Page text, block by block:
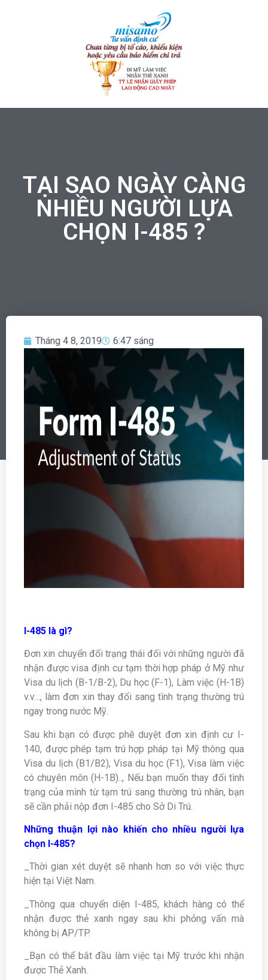
TẠI SAO NGÀY CÀNG
NHIỀU NGƯỜI LỰA
CHỌN I-485 ?
Tháng 4 8, 2019 6:47 sáng
I-485 là gì?
Đơn xin chuyển đổi trạng thái đối với những người đã
nhận được visa định cư tạm thời hợp pháp ở Mỹ như
Visa du lịch (B-1/B-2), Du học (F-1), Làm việc (H-1B)
v.v…, làm đơn xin thay đổi sang tình trạng thường trú
ngay trong nước Mỹ.
Sau khi bạn có được phê duyệt đơn xin định cư I-
140, được phép tạm trú hợp pháp tại Mỹ thông qua
Visa du lịch (B1/B2), Visa du học (F1), Visa làm việc
có chuyên môn (H-1B).., Nếu bạn muốn thay đổi tình
trạng của mình từ tạm trú sang thường trú nhân, bạn
sẽ cần phải nộp đơn I-485 cho Sở Di Trú.
Những thuận lợi nào khiến cho nhiều người lựa
chọn I-485?
_Thời gian xét duyệt sẽ nhanh hơn so với việc thực
hiện tại Việt Nam.
_Thông qua chuyển diện I-485, khách hàng có thể
nhận được thẻ xanh ngay sau khi phỏng vấn mà
không bị AP/TP.
_Bạn có thể bắt đầu làm việc tại Mỹ trước khi nhận
được Thẻ Xanh.